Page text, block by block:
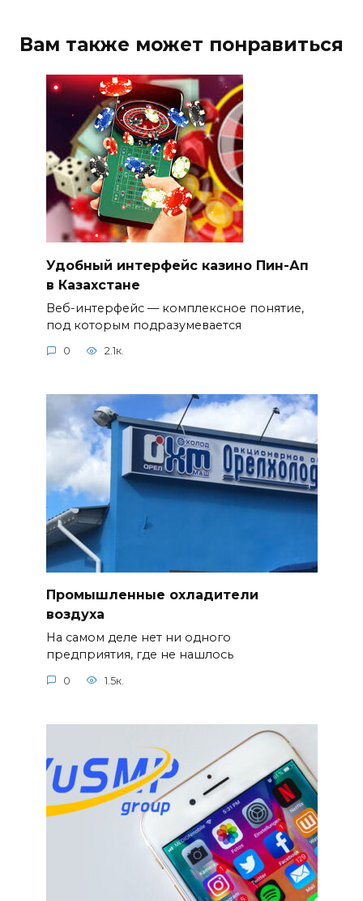
Вам также может понравиться
Удобный интерфейс казино Пин-Ап
в Казахстане
Веб-интерфейс — комплексное понятие,
под которым подразумевается
0 2.1к.
Промышленные охладители
воздуха
На самом деле нет ни одного
предприятия, где не нашлось
0 1.5к.